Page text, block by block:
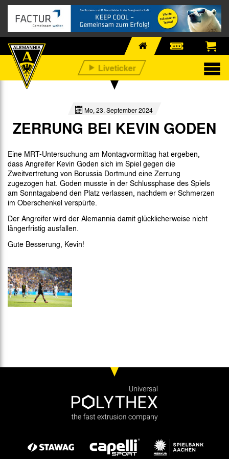
Mo, 23. September 2024
ZERRUNG BEI KEVIN GODEN
Eine MRT-Untersuchung am Montagvormittag hat ergeben,
dass Angreifer Kevin Goden sich im Spiel gegen die
Zweitvertretung von Borussia Dortmund eine Zerrung
zugezogen hat. Goden musste in der Schlussphase des Spiels
am Sonntagabend den Platz verlassen, nachdem er Schmerzen
im Oberschenkel verspürte.
Der Angreifer wird der Alemannia damit glücklicherweise nicht
längerfristig ausfallen.
Gute Besserung, Kevin!